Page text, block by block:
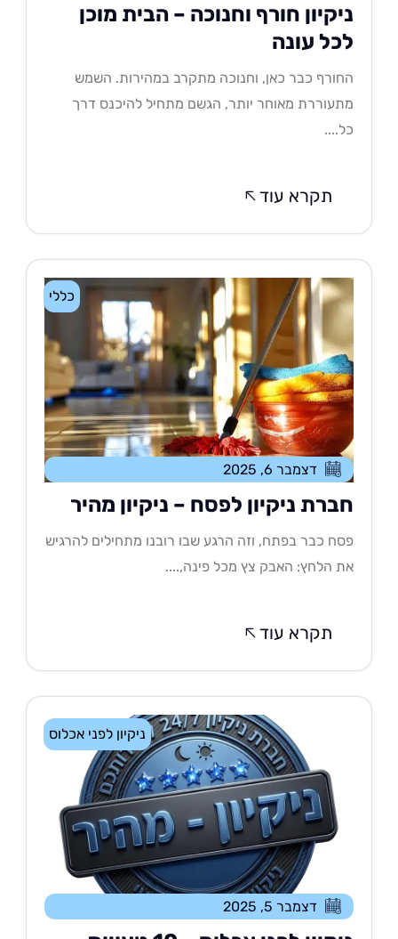
חורף וחנוכה – הבית מוכן
עונה
כבר כאן, וחנוכה מתקרב במהירות. השמש
מאוחר יותר, הגשם מתחיל להיכנס דרך
תקרא עוד
כללי
דצמבר 6, 2025
ניקיון לפסח – ניקיון מהיר
כבר בפתח, וזה הרגע שבו רובנו מתחילים להרגיש
הלחץ: האבק צץ מכל פינה,....
תקרא עוד
ניקיון לפני אכלוס
דצמבר 5, 2025